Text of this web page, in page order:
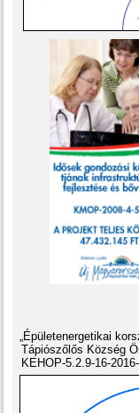
„Épületenergetikai
Tápiószőlős Község
KEHOP-5.2.9-16-